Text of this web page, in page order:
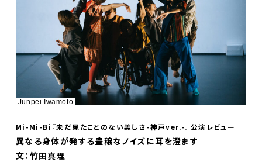
Junpei Iwamoto
Mi-Mi-Bi『未だ見たことのない美しさ-神戸ver.-』公演レビュー
異なる身体が発する豊穣なノイズに耳を澄ます
文：竹田真理